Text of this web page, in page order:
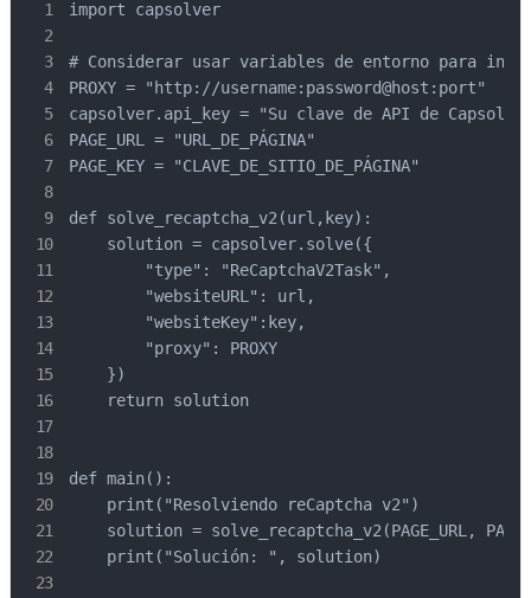
import capsolver
# Considerar usar variables de entorno para
PROXY = "http://username:password@host:port"
capsolver.api_key = "Su clave de API de
PAGE_URL = "URL_DE_PÁGINA"
PAGE_KEY = "CLAVE_DE_SITIO_DE_PÁGINA"
def solve_recaptcha_v2(url,key):
    solution = capsolver.solve({
        "type": "ReCaptchaV2Task",
        "websiteURL": url,
        "websiteKey":key,
        "proxy": PROXY
    })
    return solution
def main():
    print("Resolviendo reCaptcha v2")
solution = solve_recaptcha_v2(PAGE_URL,
    print("Solución: ", solution)